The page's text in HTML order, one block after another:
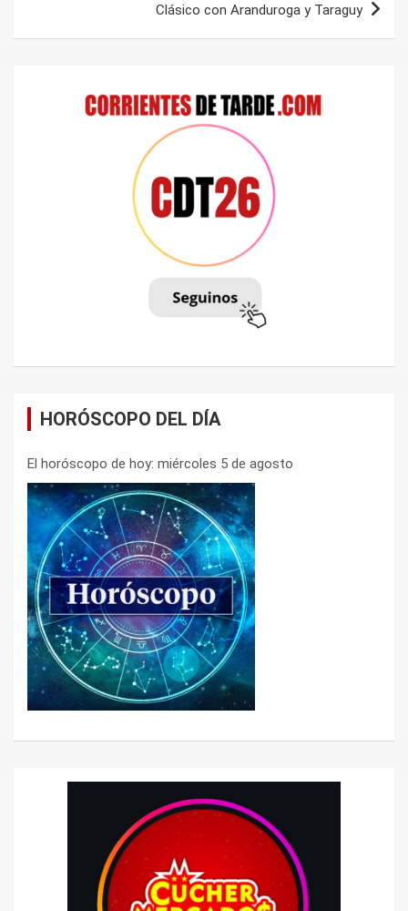
Clásico con Aranduroga y Taraguy
HORÓSCOPO DEL DÍA
El horóscopo de hoy: miércoles 5 de agosto